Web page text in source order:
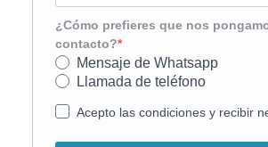
¿Cómo prefieres que nos
contacto?
Mensaje de Whatsapp
Llamada de teléfono
Acepto las condiciones y recibir